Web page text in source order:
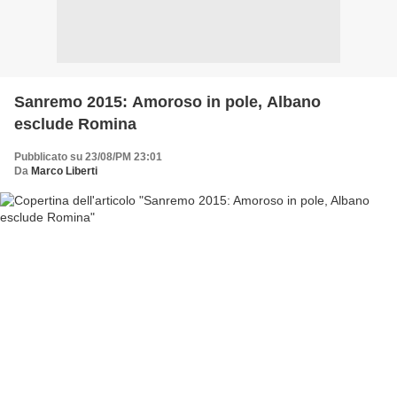
Sanremo 2015: Amoroso in pole, Albano
esclude Romina
Pubblicato su 23/08/PM 23:01
Da Marco Liberti